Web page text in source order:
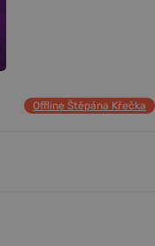
Offline Štěpána Křečka